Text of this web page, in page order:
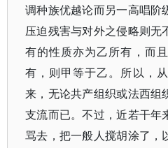
调种族优越论而另一高唱阶
压迫残害与对外之侵略则无
有的性质亦为乙所有，而
有，则甲等于乙。所以，
来，无论共产组织或法西组
支流而已。不过，近若干年
骂去，把一般人搅胡涂了，